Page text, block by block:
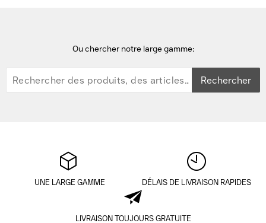
Ou chercher notre large gamme:
Rechercher
UNE LARGE GAMME DÉLAIS DE LIVRAISON RAPIDES
LIVRAISON TOUJOURS GRATUITE